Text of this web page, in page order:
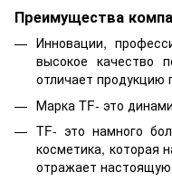
Преимущества
Инновации,
высокое качество
отличает продукцию
Марка TF- это
TF- это намного
косметика, которая
отражает